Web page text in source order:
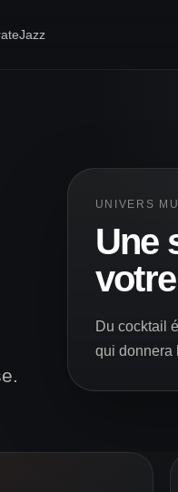
Jazz
UNIVERS
Une
Du cocktail
qui donnera